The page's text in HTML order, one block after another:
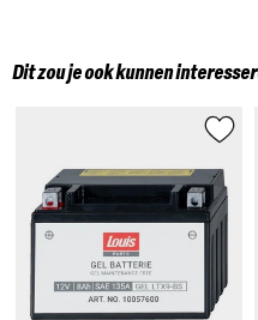
Dit zou je ook kunnen